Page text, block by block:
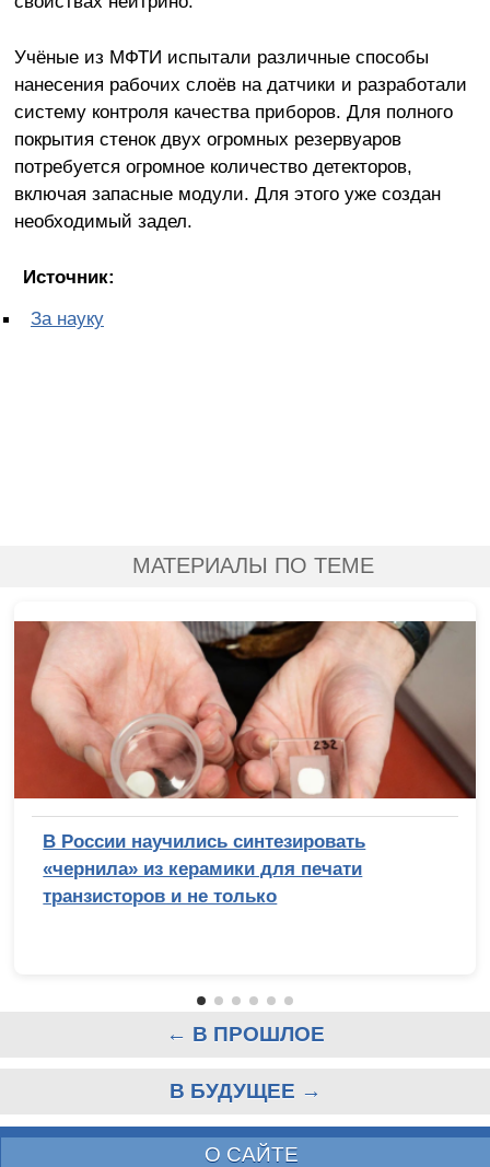
Учёные из МФТИ испытали различные способы
нанесения рабочих слоёв на датчики и разработали
систему контроля качества приборов. Для полного
покрытия стенок двух огромных резервуаров
потребуется огромное количество детекторов,
включая запасные модули. Для этого уже создан
необходимый задел.
Источник:
За науку
МАТЕРИАЛЫ ПО ТЕМЕ
В России научились синтезировать
«чернила» из керамики для печати
транзисторов и не только
← В ПРОШЛОЕ
В БУДУЩЕЕ →
О САЙТЕ